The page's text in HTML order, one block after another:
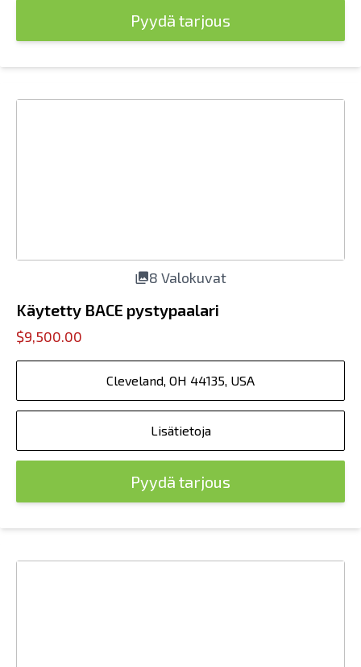
Pyydä tarjous
8 Valokuvat
Käytetty BACE pystypaalari
$9,500.00
Cleveland, OH 44135, USA
Lisätietoja
Pyydä tarjous